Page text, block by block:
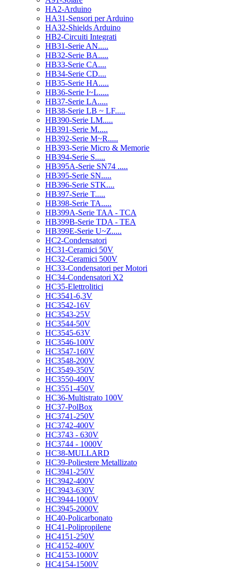
HA2-Arduino
HA31-Sensori per Arduino
HA32-Shields Arduino
HB2-Circuiti Integrati
HB31-Serie AN.....
HB32-Serie BA.....
HB33-Serie CA....
HB34-Serie CD....
HB35-Serie HA.....
HB36-Serie I~L.....
HB37-Serie LA.....
HB38-Serie LB ~ LF.....
HB390-Serie LM.....
HB391-Serie M.....
HB392-Serie M~R.....
HB393-Serie Micro & Memorie
HB394-Serie S.....
HB395A-Serie SN74 .....
HB395-Serie SN.....
HB396-Serie STK....
HB397-Serie T.....
HB398-Serie TA.....
HB399A-Serie TAA - TCA
HB399B-Serie TDA - TEA
HB399E-Serie U~Z.....
HC2-Condensatori
HC31-Ceramici 50V
HC32-Ceramici 500V
HC33-Condensatori per Motori
HC34-Condensatori X2
HC35-Elettrolitici
HC3541-6,3V
HC3542-16V
HC3543-25V
HC3544-50V
HC3545-63V
HC3546-100V
HC3547-160V
HC3548-200V
HC3549-350V
HC3550-400V
HC3551-450V
HC36-Multistrato 100V
HC37-PolBox
HC3741-250V
HC3742-400V
HC3743 - 630V
HC3744 - 1000V
HC38-MULLARD
HC39-Poliestere Metallizato
HC3941-250V
HC3942-400V
HC3943-630V
HC3944-1000V
HC3945-2000V
HC40-Policarbonato
HC41-Polipropilene
HC4151-250V
HC4152-400V
HC4153-1000V
HC4154-1500V